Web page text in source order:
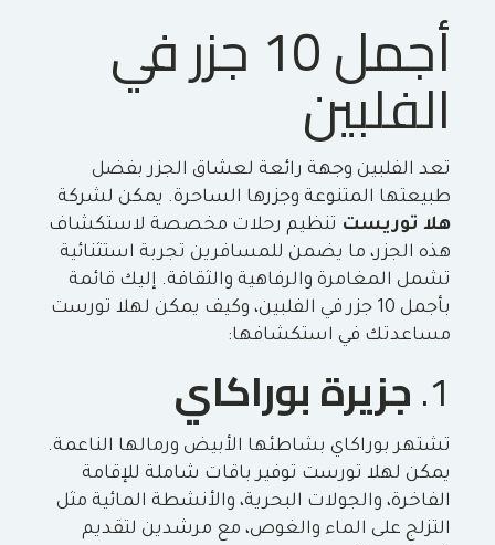
أجمل 10 جزر في
الفلبين
تعد الفلبين وجهة رائعة لعشاق الجزر بفضل
طبيعتها المتنوعة وجزرها الساحرة. يمكن لشركة
هلا توريست تنظيم رحلات مخصصة لاستكشاف
هذه الجزر، ما يضمن للمسافرين تجربة استثنائية
تشمل المغامرة والرفاهية والثقافة. إليك قائمة
بأجمل 10 جزر في الفلبين، وكيف يمكن لهلا تورست
مساعدتك في استكشافها:
1. جزيرة بوراكاي
تشتهر بوراكاي بشاطئها الأبيض ورمالها الناعمة.
يمكن لهلا تورست توفير باقات شاملة للإقامة
الفاخرة، والجولات البحرية، والأنشطة المائية مثل
التزلج على الماء والغوص، مع مرشدين لتقديم